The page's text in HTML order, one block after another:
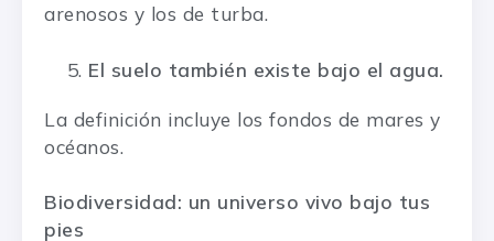
arenosos y los de turba.
El suelo también existe bajo el agua.
La definición incluye los fondos de mares y
océanos.
Biodiversidad: un universo vivo bajo tus
pies